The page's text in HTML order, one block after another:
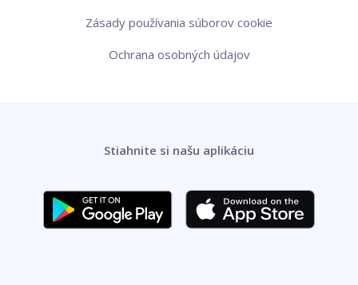
Zásady používania súborov cookie
Ochrana osobných údajov
Stiahnite si našu aplikáciu